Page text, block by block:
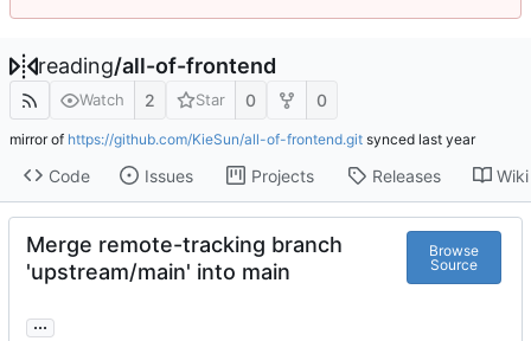
reading/all-of-frontend
Watch 2 Star 0 0
mirror of https://github.com/KieSun/all-of-frontend.git synced
Code Issues Projects Releases Wiki
Merge remote-tracking branch
'upstream/main' into main
Browse
Source
...